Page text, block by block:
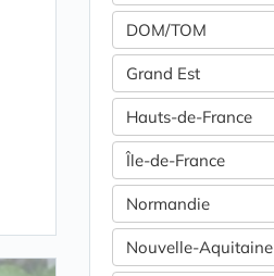
DOM/TOM
Grand Est
Hauts-de-France
Île-de-France
Normandie
Nouvelle-Aquitaine